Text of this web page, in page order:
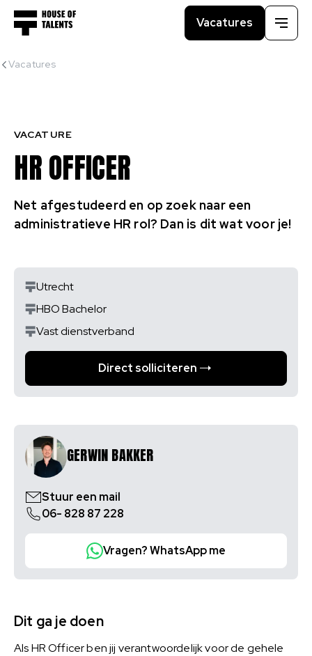
Vacatures
Menu
Vacatures
HR OFFICER
VACATURE
Net afgestudeerd en op zoek naar een
administratieve HR rol? Dan is dit wat voor je!
Utrecht
HBO Bachelor
Vast dienstverband
Direct solliciteren
GERWIN BAKKER
Stuur een mail
06- 828 87 228
Vragen? WhatsApp me
Dit ga je doen
Als HR Officer ben jij verantwoordelijk voor de gehele